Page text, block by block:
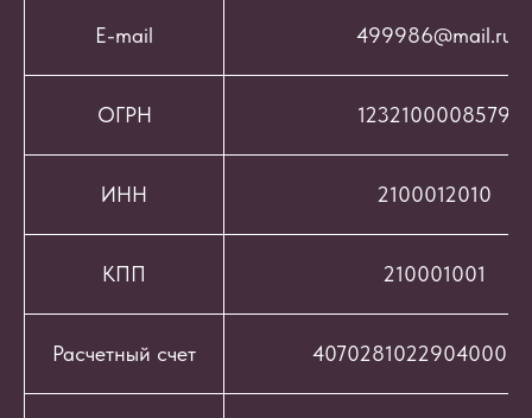
E-mail 499986@mail.ru
ОГРН 1232100008579
ИНН 2100012010
КПП 210001001
Расчетный счет